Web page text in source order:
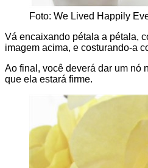
Foto: We Lived Happily
Vá encaixando pétala a pétala,
imagem acima, e costurando-a
Ao final, você deverá dar um nó
que ela estará firme.